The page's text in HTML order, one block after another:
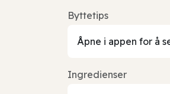
Byttetips
Åpne i appen for å
Ingredienser